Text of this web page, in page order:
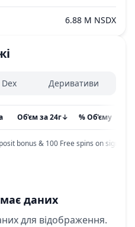
6.88 M NSDX
Dex Деривативи
↓
Об'єм за 24г % Об'єму
bonus & 100 Free spins on sign up!
даних
для відображення.